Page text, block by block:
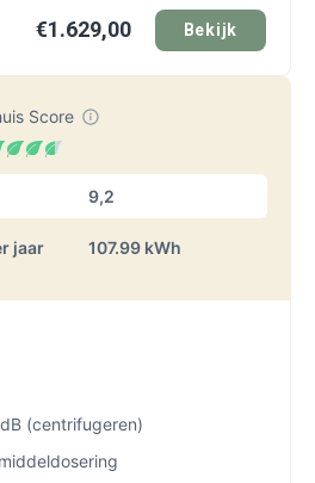
€1.629,00 Bekijk
Score
9,2
jaar 107.99 kWh
(centrifugeren)